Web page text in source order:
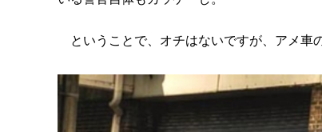
ということで、オチはないですが、アメ車